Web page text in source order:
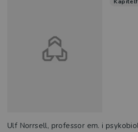
Ulf Norrsell, professor em. i